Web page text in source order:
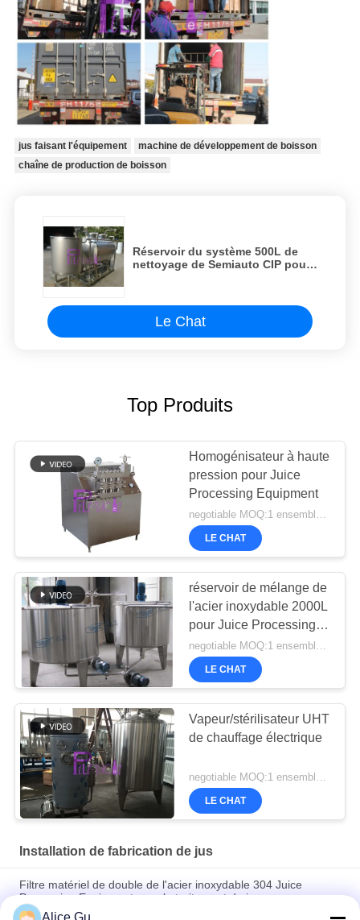
jus faisant l'équipement
machine de développement de boisson
chaîne de production de boisson
Réservoir du système 500L de
nettoyage de Semiauto CIP pour
Le Chat
Top Produits
Homogénisateur à haute
pression pour Juice
Processing Equipment
negotiable MOQ:1 ensemble/PCs
LE CHAT
réservoir de mélange de
l'acier inoxydable 2000L
pour Juice Processing
Equipment
negotiable MOQ:1 ensemble/PCs
LE CHAT
Vapeur/stérilisateur UHT
de chauffage électrique
LE CHAT
Installation de fabrication de jus
Filtre matériel de double de l'acier inoxydable 304 Juice
Processing Equipment pour le traitement de jus
Alice Gu